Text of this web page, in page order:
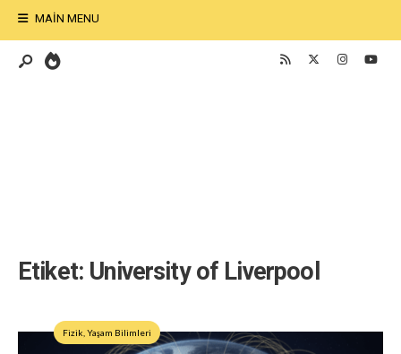
MAIN MENU
Etiket: University of Liverpool
Fizik Yaşam Bilimleri